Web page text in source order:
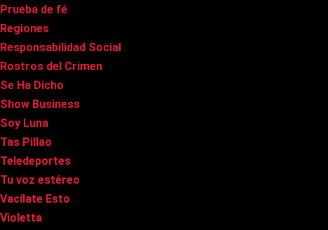
Prueba de fé
Regiones
Responsabilidad Social
Rostros del Crimen
Se Ha Dicho
Show Business
Soy Luna
Tas Pillao
Teledeportes
Tu voz estéreo
Vacílate Esto
Violetta